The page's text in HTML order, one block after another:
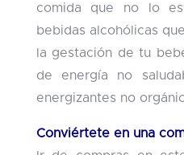
comida que no lo
bebidas alcohólicas
la gestación de tu
de energía no
energizantes no
Conviértete en una